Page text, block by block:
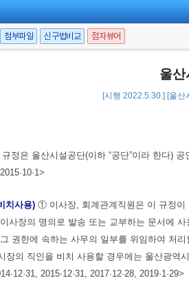
첨부파일 신구법비교 점자뷰어
울산
[시행 2022.5.30.] [울
규정은 울산시설공단(이하 “공단”이라 한다)
치사용) ① 이사장, 회계관계직원은 이 규정
사장의 명의로 발송 또는 교부하는 문서에
권한에 속하는 사무의 일부를 위임하여 처
의 직인을 비치 사용할 경우에는 울산광역
2015·12·31, 2017·12·28, 2019·1·29>